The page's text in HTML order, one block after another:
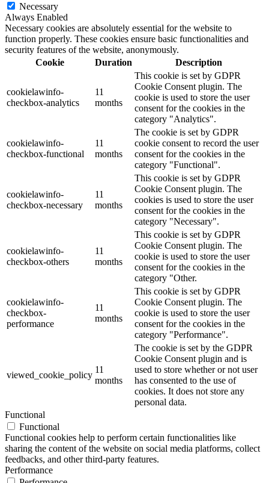
Necessary
Always Enabled
Necessary cookies are absolutely essential for the website to
function properly. These cookies ensure basic functionalities and
security features of the website, anonymously.
Cookie
Duration Description
cookielawinfo-
checkbox-analytics
11
months
This cookie is set by GDPR
Cookie Consent plugin. The
cookie is used to store the user
consent for the cookies in the
category "Analytics".
cookielawinfo-
checkbox-functional
11
months
The cookie is set by GDPR
cookie consent to record the user
consent for the cookies in the
category "Functional".
cookielawinfo-
checkbox-necessary
11
months
This cookie is set by GDPR
Cookie Consent plugin. The
cookies is used to store the user
consent for the cookies in the
category "Necessary".
cookielawinfo-
checkbox-others
11
months
This cookie is set by GDPR
Cookie Consent plugin. The
cookie is used to store the user
consent for the cookies in the
category "Other.
cookielawinfo-
checkbox-
performance
11
months
This cookie is set by GDPR
Cookie Consent plugin. The
cookie is used to store the user
consent for the cookies in the
category "Performance".
viewed_cookie_policy
11
months
The cookie is set by the GDPR
Cookie Consent plugin and is
used to store whether or not user
has consented to the use of
cookies. It does not store any
personal data.
Functional
Functional
Functional cookies help to perform certain functionalities like
sharing the content of the website on social media platforms, collect
feedbacks, and other third-party features.
Performance